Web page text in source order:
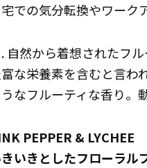
宅での気分転換やワーク
. 自然から着想されたフ
な栄養素を含むと言わ
なフルーティな香り。
PEPPER & LYCHEE
いきとしたフローラル